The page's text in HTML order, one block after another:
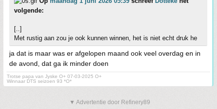
volgende:
[..]
Met rustig aan zou je ook kunnen winnen, het is niet echt druk he
ja dat is maar was er afgelopen maand ook veel overdag en in
de avond, dat ga ik minder doen
Trotse papa van Jyske O+ 07-03-2025 O+
Winnaar DTS seizoen 93 *O*
▼ Advertentie door Refinery89